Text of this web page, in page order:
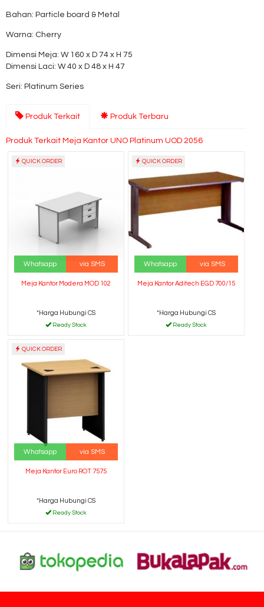
Bahan: Particle board & Metal
Warna: Cherry
Dimensi Meja: W 160 x D 74 x H 75
Dimensi Laci: W 40 x D 48 x H 47
Seri: Platinum Series
Produk Terkait Produk Terbaru
Produk Terkait Meja Kantor UNO Platinum UOD 2056
QUICK ORDER
Whatsapp via SMS
Meja Kantor Modera MOD 102
*Harga Hubungi CS
Ready Stock
QUICK ORDER
Whatsapp via SMS
Meja Kantor Aditech EGD 700/15
*Harga Hubungi CS
Ready Stock
QUICK ORDER
Whatsapp via SMS
Meja Kantor Euro ROT 7575
*Harga Hubungi CS
Ready Stock